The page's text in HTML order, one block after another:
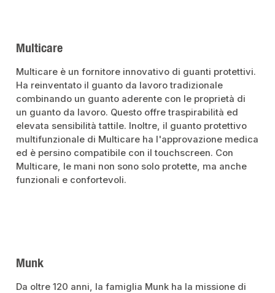
Multicare
Multicare è un fornitore innovativo di guanti protettivi.
Ha reinventato il guanto da lavoro tradizionale
combinando un guanto aderente con le proprietà di
un guanto da lavoro. Questo offre traspirabilità ed
elevata sensibilità tattile. Inoltre, il guanto protettivo
multifunzionale di Multicare ha l'approvazione medica
ed è persino compatibile con il touchscreen. Con
Multicare, le mani non sono solo protette, ma anche
funzionali e confortevoli.
Munk
Da oltre 120 anni, la famiglia Munk ha la missione di